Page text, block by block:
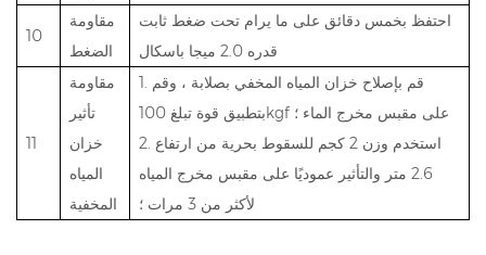
10
مقاومة
الضغط
احتفظ بخمس دقائق على ما يرام تحت ضغط ثابت
قدره 2.0 ميجا باسكال
11
مقاومة
تأثير
خزان
المياه
المخفية
1. قم بإصلاح خزان المياه المخفي بصلابة ، وقم
بتطبيق قوة تبلغ 100kgf على مقبس مخرج الماء ؛
2. استخدم وزن 2 كجم للسقوط بحرية من ارتفاع
2.6 متر والتأثير عموديًا على مقبس مخرج المياه
لأكثر من 3 مرات ؛